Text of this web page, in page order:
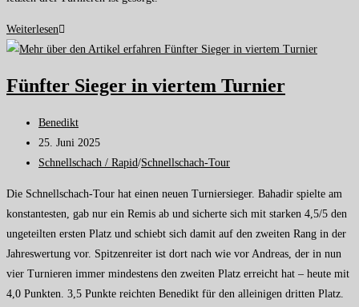
Weiterlesen
Fünfter Sieger in viertem Turnier
Benedikt
25. Juni 2025
Schnellschach / Rapid/Schnellschach-Tour
Die Schnellschach-Tour hat einen neuen Turniersieger. Bahadir spielte am
konstantesten, gab nur ein Remis ab und sicherte sich mit starken 4,5/5 den
ungeteilten ersten Platz und schiebt sich damit auf den zweiten Rang in der
Jahreswertung vor. Spitzenreiter ist dort nach wie vor Andreas, der in nun
vier Turnieren immer mindestens den zweiten Platz erreicht hat – heute mit
4,0 Punkten. 3,5 Punkte reichten Benedikt für den alleinigen dritten Platz.